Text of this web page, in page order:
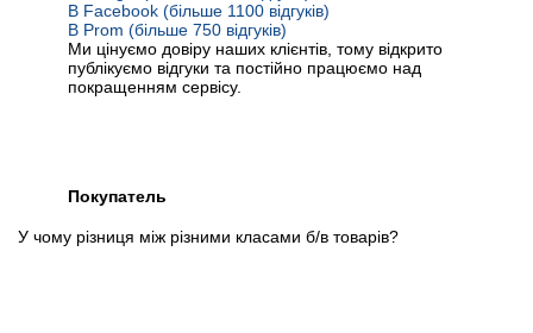
В Facebook (більше 1100 відгуків)
В Prom (більше 750 відгуків)
Ми цінуємо довіру наших клієнтів, тому відкрито
публікуємо відгуки та постійно працюємо над
покращенням сервісу.
Покупатель
У чому різниця між різними класами б/в товарів?